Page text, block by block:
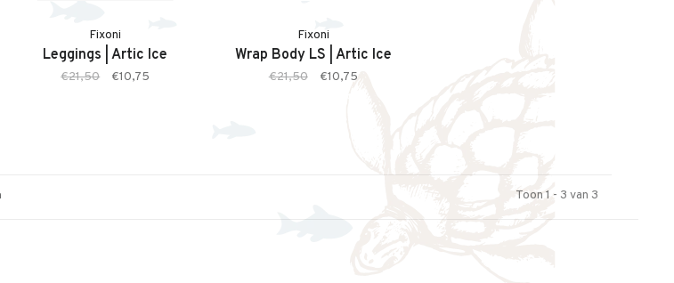
Fixoni
Leggings | Artic Ice
€21,50 €10,75
Fixoni
Wrap Body LS | Artic Ice
€21,50 €10,75
Toon 1 - 3 van 3